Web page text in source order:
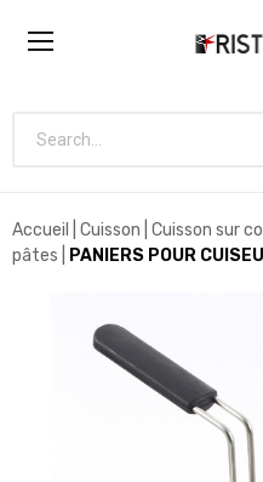
Search...
Accueil Cuisson Cuisson sur
pâtes
PANIERS POUR